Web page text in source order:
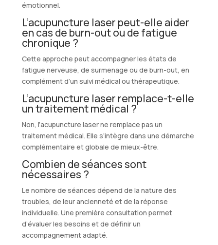
émotionnel.
L’acupuncture laser peut-elle aider
en cas de burn-out ou de fatigue
chronique ?
Cette approche peut accompagner les états de
fatigue nerveuse, de surmenage ou de burn-out, en
complément d’un suivi médical ou thérapeutique.
L’acupuncture laser remplace-t-elle
un traitement médical ?
Non, l’acupuncture laser ne remplace pas un
traitement médical. Elle s’intègre dans une démarche
complémentaire et globale de mieux-être.
Combien de séances sont
nécessaires ?
Le nombre de séances dépend de la nature des
troubles, de leur ancienneté et de la réponse
individuelle. Une première consultation permet
d’évaluer les besoins et de définir un
accompagnement adapté.